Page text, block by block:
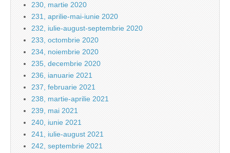
230, martie 2020
231, aprilie-mai-iunie 2020
232, iulie-august-septembrie 2020
233, octombrie 2020
234, noiembrie 2020
235, decembrie 2020
236, ianuarie 2021
237, februarie 2021
238, martie-aprilie 2021
239, mai 2021
240, iunie 2021
241, iulie-august 2021
242, septembrie 2021